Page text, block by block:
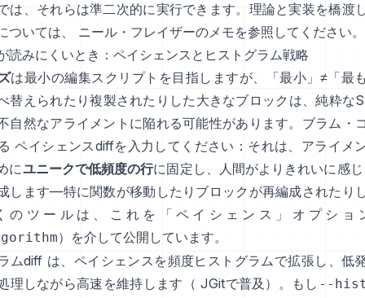
は、それらは準二次的に実行できます。理論と実装を橋渡
ついては、
ニール・フレイザーのメモを参照してください。
読みにくいとき：ペイシェンスとヒストグラム戦略
は最小の編集スクリプトを目指しますが、「最小」≠「最
替えられたり複製されたりした大きなブロックは、純粋な
自然なアライメントに陥れる可能性があります。ブラム・
ペイシェンスdiffを入力してください：それは、アライメ
にユニークで低頻度の行に固定し、人間がよりきれいに感
します—特に関数が移動したりブロックが再編成されたり
のツールは、これを「ペイシェンス」オプショ
）を介して公開しています。
ムdiff は、ペイシェンスを頻度ヒストグラムで拡張し、低
理しながら高速を維持します（ JGitで普及）。もし --